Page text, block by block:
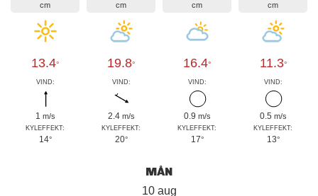
cm
13.4°
VIND:
1 m/s
KYLEFFEKT:
14°
cm
19.8°
VIND:
2.4 m/s
KYLEFFEKT:
20°
cm
16.4°
VIND:
0.9 m/s
KYLEFFEKT:
17°
cm
11.3°
VIND:
0.5 m/s
KYLEFFEKT:
13°
MÅN
10 aug